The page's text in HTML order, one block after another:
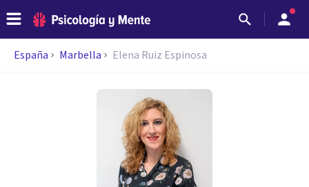
España Marbella Elena Ruiz Espinosa